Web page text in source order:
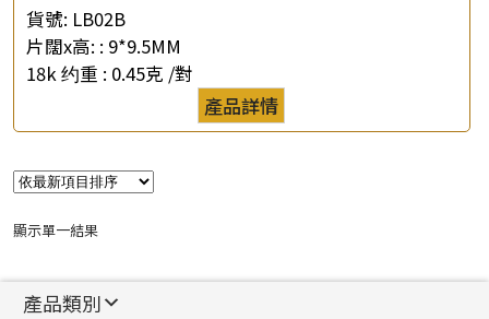
貨號: LB02B
片闊x高: : 9*9.5MM
18k 约重 : 0.45克 /對
產品詳情
e-mail
查詢以下產品
顯示單一結果
產品類別